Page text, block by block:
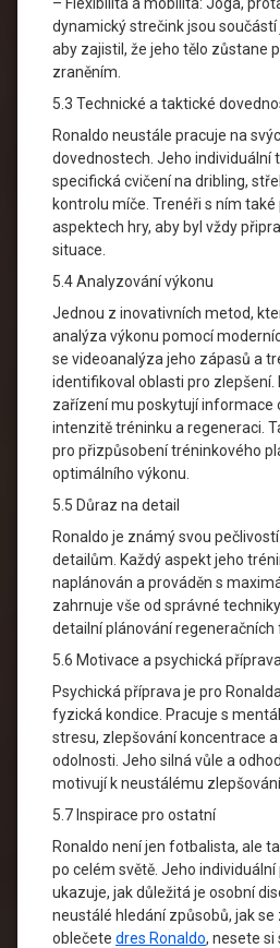
dynamický strečink jsou
aby zajistil, že jeho tělo zůstane
zraněním.
5.3 Technické a taktické
Ronaldo neustále pracuje na
dovednostech. Jeho individuální
specifická cvičení na dribling,
kontrolu míče. Trenéři s ním
aspektech hry, aby byl vždy
situace.
5.4 Analyzování výkonu
Jednou z inovativních metod,
analýza výkonu pomocí
se videoanalýza jeho zápasů a
identifikoval oblasti pro zlepšení.
zařízení mu poskytují informace
intenzitě tréninku a regeneraci.
pro přizpůsobení tréninkového
optimálního výkonu.
5.5 Důraz na detail
Ronaldo je známý svou
detailům. Každý aspekt jeho
naplánován a prováděn s
zahrnuje vše od správné
detailní plánování regeneračních
5.6 Motivace a psychická příprava
Psychická příprava je pro
fyzická kondice. Pracuje s
stresu, zlepšování koncentrace
odolnosti. Jeho silná vůle a
motivují k neustálému
5.7 Inspirace pro ostatní
Ronaldo není jen fotbalista, ale
po celém světě. Jeho
ukazuje, jak důležitá je osobní
neustálé hledání způsobů, jak se
oblečete dres Ronaldo, nesete si